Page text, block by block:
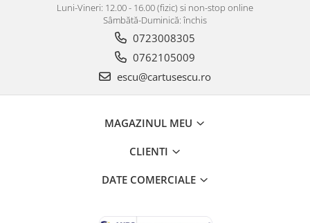
Luni-Vineri: 12.00 - 16.00 (fizic) si non-stop online
Sâmbătă-Duminică: închis
0723008305
0762105009
escu@cartusescu.ro
MAGAZINUL MEU
CLIENTI
DATE COMERCIALE